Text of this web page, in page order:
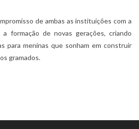
de ambas as instituições com a
formação de novas gerações, criando
para meninas que sonham em construir
gramados.